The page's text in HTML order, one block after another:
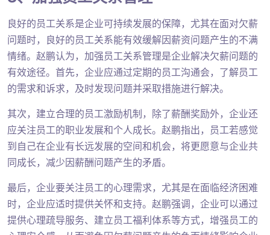
良好的员工关系是企业可持续发展的保障，尤其在面对欠薪
问题时，良好的员工关系能有效缓解因薪资问题产生的不满
情绪。赵鹏认为，加强员工关系管理是企业解决欠薪问题的
有效途径。首先，企业应通过定期的员工沟通会，了解员工
的需求和诉求，及时发现问题并采取措施进行解决。
其次，建立合理的员工激励机制，除了薪酬奖励外，企业还
应关注员工的职业发展和个人成长。赵鹏指出，员工若感觉
到自己在企业有长远发展的空间和机会，将更愿意与企业共
同成长，减少因薪酬问题产生的矛盾。
最后，企业要关注员工的心理需求，尤其是在面临经济困难
时，企业应适时提供关怀和支持。赵鹏强调，企业可以通过
提供心理疏导服务、建立员工福利体系等方式，增强员工的